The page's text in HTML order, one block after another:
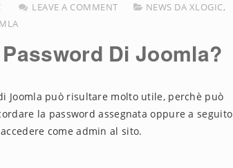
LEAVE A COMMENT NEWS DA XLOGIC,
Di Joomla?
Joomla può risultare molto utile, perchè può
la password assegnata oppure a seguito
come admin al sito.